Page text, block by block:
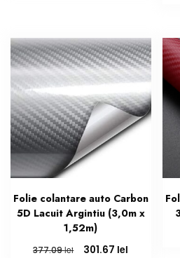
Folie colantare auto Carbon
5D Lacuit Argintiu (3,0m x
1,52m)
377.09lei
Prețul
301.67 lei